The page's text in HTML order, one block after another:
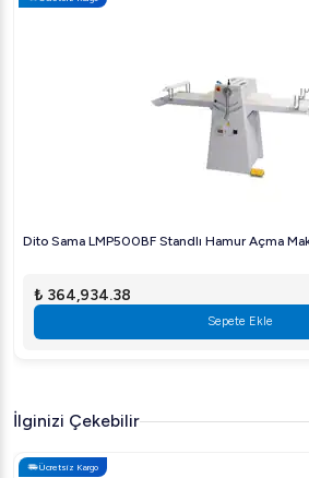
ve pastaneler için ideal bir çözüm
performansta çalışmasına olanak tanır.
Arıgastro güvencesiyle sunulan
hamur açma makinesi, mutfak
---
Dito Sama LMP500BF Standlı Hamur Açma
₺ 364,934.38
Sepete Ekle
İlginizi Çekebilir
Ücretsiz Kargo